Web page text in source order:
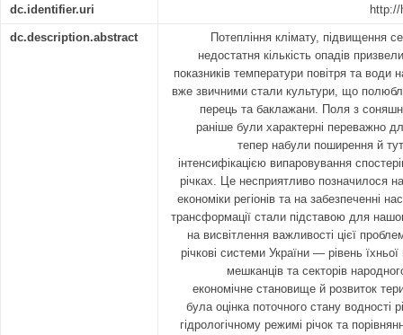
dc.identifier.uri http://
dc.description.abstract
Потепління клімату, підвищення
недостатня кількість опадів
показників температури повітря та води
вже звичними стали культури, що
перець та баклажани. Поля з
раніше були характерні переважно
тепер набули поширення й
інтенсифікацією випаровування
річках. Це несприятливо позначилося
економіки регіонів та на забезпеченні
трансформації стали підставою для
на висвітлення важливості цієї
річкові системи України — рівень
мешканців та секторів
економічне становище й розвиток
була оцінка поточного стану водності
гідрологічному режимі річок та